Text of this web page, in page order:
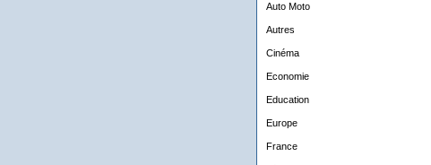
Auto Moto
Autres
Cinéma
Economie
Education
Europe
France